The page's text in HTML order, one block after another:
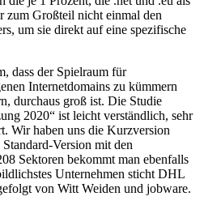
zum Großteil nicht einmal den
um sie direkt auf eine spezifische
dass der Spielraum für
Internetdomains zu kümmern
durchaus groß ist. Die Studie
2020“ ist leicht verständlich, sehr
Wir haben uns die Kurzversion
Version mit den
Sektoren bekommt man ebenfalls
Unternehmen sticht DHL
von Witt Weiden und jobware.